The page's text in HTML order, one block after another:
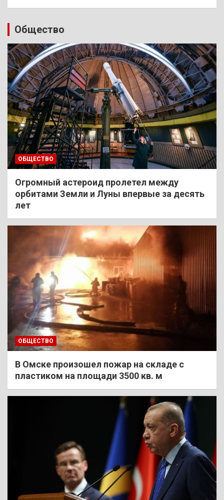
Общество
ОБЩЕСТВО
Огромный астероид пролетел между
орбитами Земли и Луны впервые за десять
лет
ОБЩЕСТВО
В Омске произошел пожар на складе с
пластиком на площади 3500 кв. м